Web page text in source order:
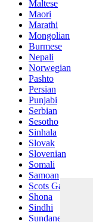
Maltese
Maori
Marathi
Mongolian
Burmese
Nepali
Norwegian
Pashto
Persian
Punjabi
Serbian
Sesotho
Sinhala
Slovak
Slovenian
Somali
Samoan
Scots Gaelic
Shona
Sindhi
Sundanese